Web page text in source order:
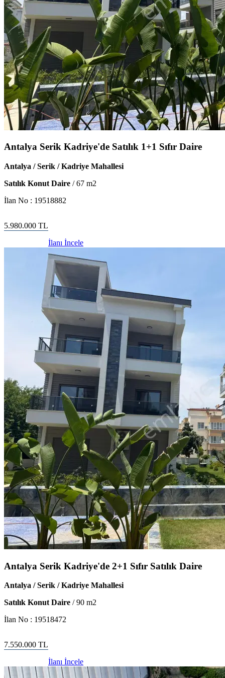
Antalya Serik Kadriye'de Satılık 1+1 Sıfır Daire
Antalya / Serik / Kadriye Mahallesi
Satılık Konut Daire /67 m2
İlan No : 19518882
5.980.000 TL
İlanı İncele
Antalya Serik Kadriye'de 2+1 Sıfır Satılık Daire
Antalya / Serik / Kadriye Mahallesi
Satılık Konut Daire /90 m2
İlan No : 19518472
7.550.000 TL
İlanı İncele